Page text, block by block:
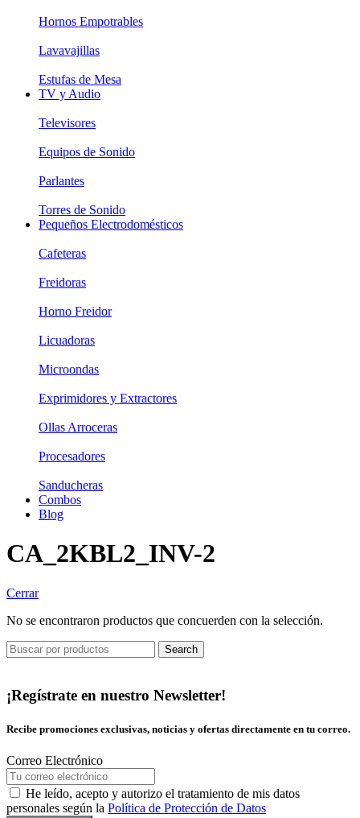
Hornos Empotrables
Lavavajillas
Estufas de Mesa
TV y Audio
Televisores
Equipos de Sonido
Parlantes
Torres de Sonido
Pequeños Electrodomésticos
Cafeteras
Freidoras
Horno Freidor
Licuadoras
Microondas
Exprimidores y Extractores
Ollas Arroceras
Procesadores
Sanducheras
Combos
Blog
CA_2KBL2_INV-2
Cerrar
No se encontraron productos que concuerden con la selección.
Search
¡Regístrate en nuestro Newsletter!
Recibe promociones exclusivas, noticias y ofertas directamente en tu correo.
Correo Electrónico
He leído, acepto y autorizo el tratamiento de mis datos
personales según la Política de Protección de Datos